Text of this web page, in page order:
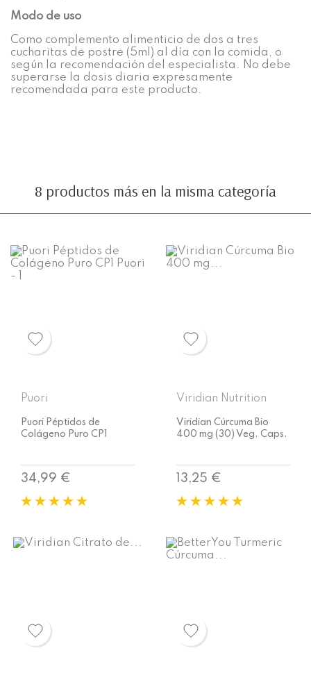
Modo de uso
Como complemento alimenticio de dos a tres
cucharitas de postre (5ml) al día con la comida, o
según la recomendación del especialista. No debe
superarse la dosis diaria expresamente
recomendada para este producto.
8 productos más en la misma categoría
Puori
Puori Péptidos de
Colágeno Puro CP1
Precio
34,99 €
Viridian Nutrition
Viridian Cúrcuma Bio
400 mg (30) Veg. Caps.
Precio
13,25 €